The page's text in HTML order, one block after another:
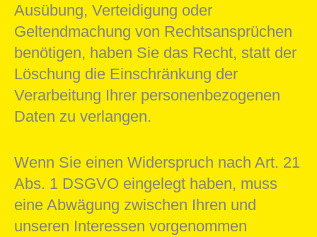
Ausübung, Verteidigung oder
Geltendmachung von Rechtsansprüchen
benötigen, haben Sie das Recht, statt der
Löschung die Einschränkung der
Verarbeitung Ihrer personenbezogenen
Daten zu verlangen.
Wenn Sie einen Widerspruch nach Art. 21
Abs. 1 DSGVO eingelegt haben, muss
eine Abwägung zwischen Ihren und
unseren Interessen vorgenommen